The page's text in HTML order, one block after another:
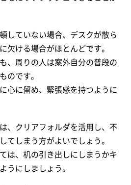
していない場合、デスクが散ら
欠ける場合がほとんどです。
、周りの人は案外自分の普段の
のです。
心に留め、緊張感を持つように
、クリアフォルダを活用し、不
てしまう方がよいでしょう。
は、机の引き出しにしまうかキ
うにしましょう。